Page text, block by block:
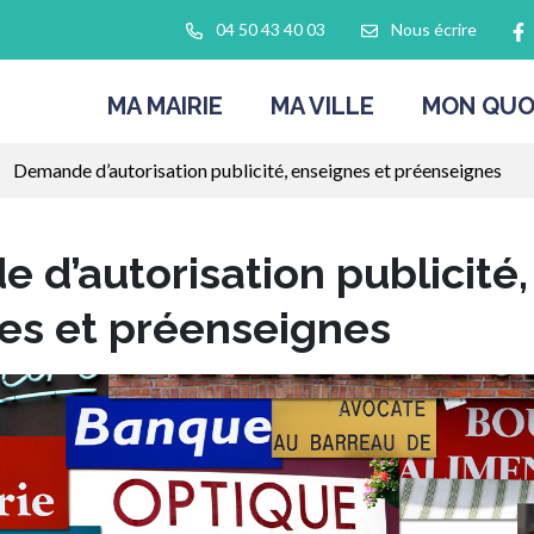
04 50 43 40 03 Nous écrire
MA MAIRIE MA VILLE MON
Demande d’autorisation publicité, enseignes et préenseignes
d’autorisation publicité,
et préenseignes